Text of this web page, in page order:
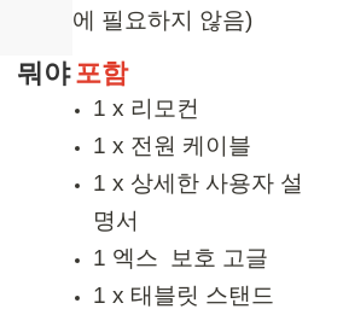
에 필요하지 않음)
뭐야포함
1 x 리모컨
1 x 전원 케이블
1 x 상세한 사용자 설
명서
1 엑스 보호 고글
1 x 태블릿 스탠드